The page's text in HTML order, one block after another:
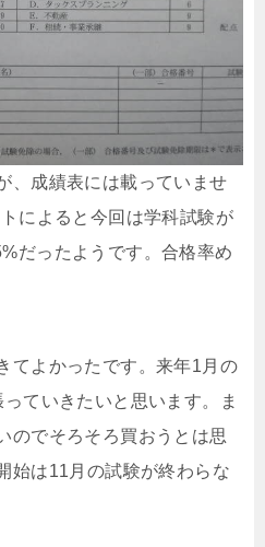
、成績表には載っていませ
によると今回は学科試験が
だったようです。合格率め
てよかったです。来年1月の
ていきたいと思います。ま
のでそろそろ買おうとは思
始は11月の試験が終わらな